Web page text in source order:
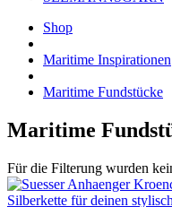
Shop
Maritime Inspirationen
Maritime Fundstücke
Maritime
Für die Filterung wurden